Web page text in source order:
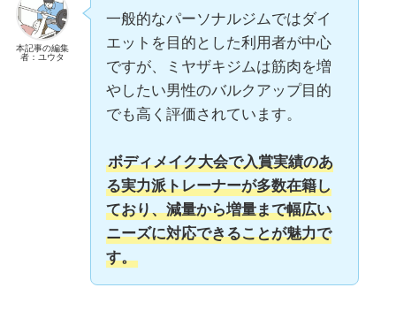
本記事の編集
者：ユウタ
一般的なパーソナルジムではダイ
エットを目的とした利用者が中心
ですが、ミヤザキジムは筋肉を増
やしたい男性のバルクアップ目的
でも高く評価されています。
ボディメイク大会で入賞実績のあ
る実力派トレーナーが多数在籍し
ており、減量から増量まで幅広い
ニーズに対応できることが魅力で
す。